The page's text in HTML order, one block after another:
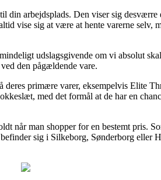
arbejdsplads. Den viser sig
vise sig at være at hente varerne selv,
udslagsgivende om vi absolut
den pågældende vare.
primære varer, eksempelvis Elite
med det formål at de har en
når man shopper for en bestemt pris.
sig i Silkeborg, Sønderborg eller